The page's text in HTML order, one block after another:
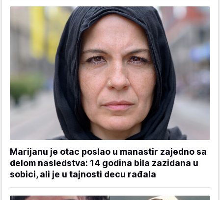
Marijanu je otac poslao u manastir zajedno sa
delom nasledstva: 14 godina bila zazidana u
sobici, ali je u tajnosti decu rađala